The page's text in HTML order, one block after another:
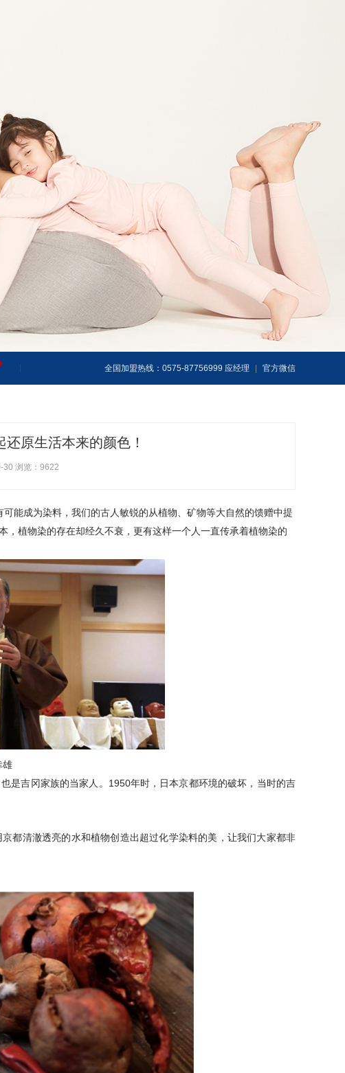
全国加盟热线：0575-87756999 应经理 官方微信
原生活本来的颜色！
30 浏览：9622
能成为染料，我们的古人敏锐的从植物、矿物等大自然的馈赠中提
植物染的存在却经久不衰，更有这样一个人一直传承着植物染的
雄
是吉冈家族的当家人。1950年时，日本京都环境的破坏，当时的吉
都清澈透亮的水和植物创造出超过化学染料的美，让我们大家都非